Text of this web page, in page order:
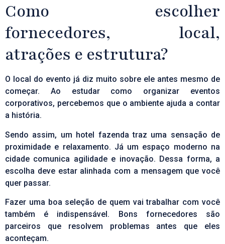
Como escolher
fornecedores, local,
atrações e estrutura?
O local do evento já diz muito sobre ele antes mesmo de
começar. Ao estudar como organizar eventos
corporativos, percebemos que o ambiente ajuda a contar
a história.
Sendo assim, um hotel fazenda traz uma sensação de
proximidade e relaxamento. Já um espaço moderno na
cidade comunica agilidade e inovação. Dessa forma, a
escolha deve estar alinhada com a mensagem que você
quer passar.
Fazer uma boa seleção de quem vai trabalhar com você
também é indispensável. Bons fornecedores são
parceiros que resolvem problemas antes que eles
aconteçam.